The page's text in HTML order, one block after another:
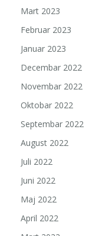
Mart 2023
Februar 2023
Januar 2023
Decembar 2022
Novembar 2022
Oktobar 2022
Septembar 2022
August 2022
Juli 2022
Juni 2022
Maj 2022
April 2022